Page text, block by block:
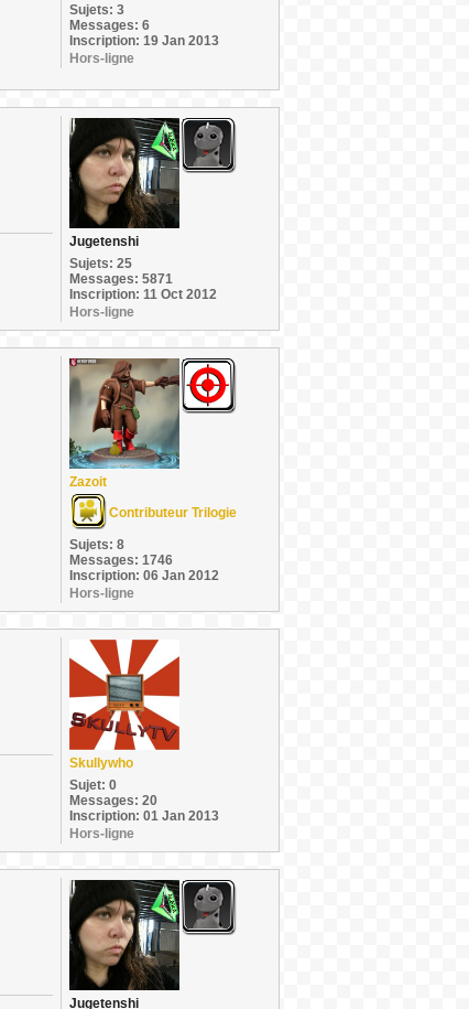
Sujets: 3
Messages: 6
Inscription: 19 Jan 2013
Hors-ligne
Jugetenshi
Sujets: 25
Messages: 5871
Inscription: 11 Oct 2012
Hors-ligne
Zazoit
Contributeur Trilogie
Sujets: 8
Messages: 1746
Inscription: 06 Jan 2012
Hors-ligne
Skullywho
Sujet: 0
Messages: 20
Inscription: 01 Jan 2013
Hors-ligne
Jugetenshi